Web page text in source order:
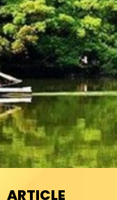
ARTICLE